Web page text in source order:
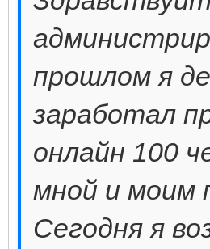
прошлом я
заработал
онлайн 100
мной и моим
Сегодня я